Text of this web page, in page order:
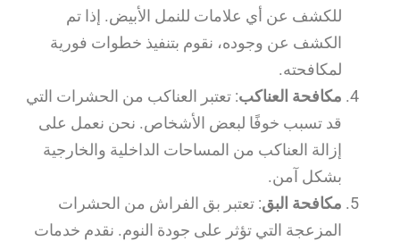
للكشف عن أي علامات للنمل الأبيض. إذا تم
الكشف عن وجوده، نقوم بتنفيذ خطوات فورية
لمكافحته.
مكافحة العناكب: تعتبر العناكب من الحشرات التي
قد تسبب خوفًا لبعض الأشخاص. نحن نعمل على
إزالة العناكب من المساحات الداخلية والخارجية
بشكل آمن.
مكافحة البق: تعتبر بق الفراش من الحشرات
المزعجة التي تؤثر على جودة النوم. نقدم خدمات